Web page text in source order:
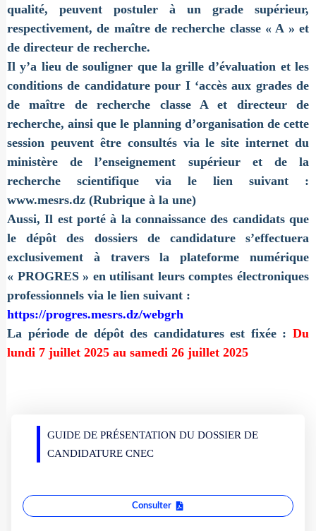
qualité, peuvent postuler à un grade supérieur,
respectivement, de maître de recherche classe « A » et
de directeur de recherche.
Il y’a lieu de souligner que la grille d’évaluation et les
conditions de candidature pour I ‘accès aux grades de
de maître de recherche classe A et directeur de
recherche, ainsi que le planning d’organisation de cette
session peuvent être consultés via le site internet du
ministère de l’enseignement supérieur et de la
recherche scientifique via le lien suivant :
www.mesrs.dz (Rubrique à la une)
Aussi, Il est porté à la connaissance des candidats que
le dépôt des dossiers de candidature s’effectuera
exclusivement à travers la plateforme numérique
« PROGRES » en utilisant leurs comptes électroniques
professionnels via le lien suivant :
https://progres.mesrs.dz/webgrh
La période de dépôt des candidatures est fixée : Du
lundi 7 juillet 2025 au samedi 26 juillet 2025
GUIDE DE PRÉSENTATION DU DOSSIER DE
CANDIDATURE CNEC
Consulter